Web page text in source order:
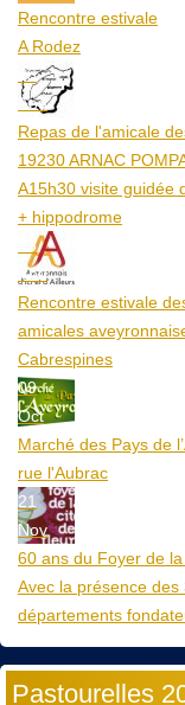
Rencontre estivale
A Rodez
23
Aoû
Repas de l'amicale
19230 ARNAC
A15h30 visite guidée
+ hippodrome
25
Aoû
Rencontre estivale
amicales
Cabrespines
09
Oct
Marché des Pays de
rue l'Aubrac
21
Nov
60 ans du Foyer de
Avec la présence des
départements
Pastourelles